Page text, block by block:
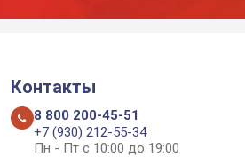
Контакты
8 800 200-45-51
+7 (930) 212-55-34
Пн - Пт с 10:00 до 19:00